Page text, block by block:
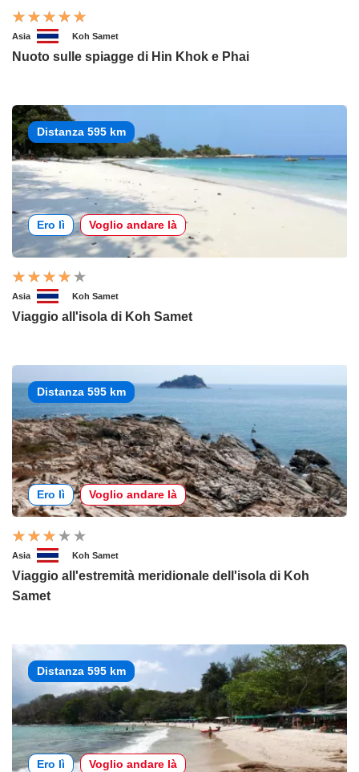
Asia Koh Samet
Nuoto sulle spiagge di Hin Khok e Phai
Distanza 595 km
Ero lì Voglio andare là
Asia Koh Samet
Viaggio all'isola di Koh Samet
Distanza 595 km
Ero lì Voglio andare là
Asia Koh Samet
Viaggio all'estremità meridionale dell'isola di Koh
Samet
Distanza 595 km
Ero lì Voglio andare là